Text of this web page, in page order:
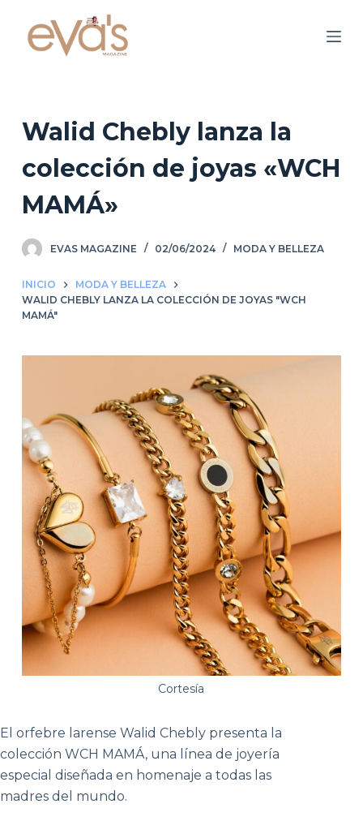
n
o
Walid Chebly lanza la
colección de joyas «WCH
MAMÁ»
EVAS MAGAZINE 02/06/2024 MODA Y BELLEZA
INICIO
MODA Y BELLEZA
WALID CHEBLY LANZA LA COLECCIÓN DE JOYAS "WCH
MAMÁ"
Cortesía
El orfebre larense Walid Chebly presenta la
colección WCH MAMÁ, una línea de joyería
especial diseñada en homenaje a todas las
madres del mundo.